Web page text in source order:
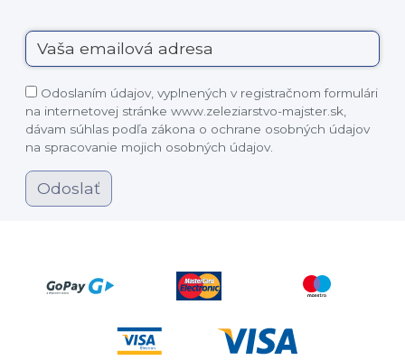
Odoslaním údajov, vyplnených v registračnom formulári
na internetovej stránke www.zeleziarstvo-majster.sk,
dávam súhlas podľa zákona o ochrane osobných údajov
na spracovanie mojich osobných údajov.
Odoslať